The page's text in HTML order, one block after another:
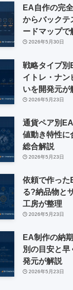
EA自作の完
からバックテ
ードマップで
2026年5月30日
戦略タイプ別
イトレ・ナン
いを開発元が
2026年5月23日
通貨ペア別
値動き特性に
総合解説
2026年5月23日
依頼で作った
る?納品物と
工房が整理
2026年5月23日
EA制作の納
別の目安と早
発元が解説
2026年5月23日